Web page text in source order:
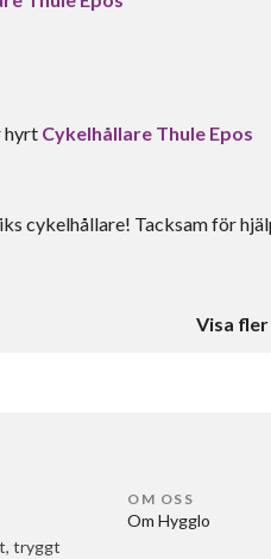
hyrt Cykelhållare Thule Epos
cykelhållare! Tacksam för
Visa fler
tryggt
OM OSS
Om Hygglo